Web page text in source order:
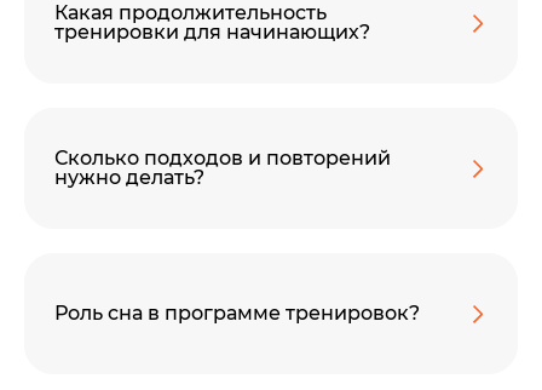
Какая продолжительность
тренировки для начинающих?
Сколько подходов и повторений
нужно делать?
Роль сна в программе тренировок?